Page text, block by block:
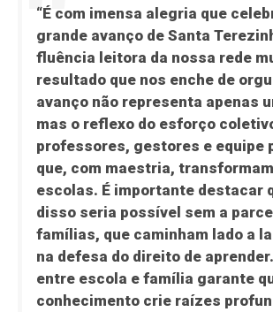
“É com imensa alegria que
grande avanço de Santa
fluência leitora da nossa rede
resultado que nos enche de
avanço não representa apenas
mas o reflexo do esforço
professores, gestores e equipe
que, com maestria,
escolas. É importante destacar
disso seria possível sem a
famílias, que caminham lado a
na defesa do direito de
entre escola e família garante
conhecimento crie raízes